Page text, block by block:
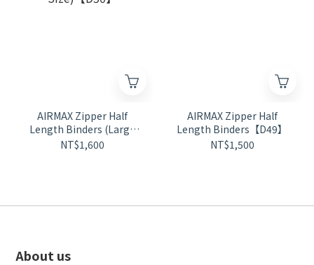
AIRMAX Zipper Half
Length Binders (Large
Size)【D50】
NT$1,600
AIRMAX Zipper Half
Length Binders【D49】
NT$1,500
About us